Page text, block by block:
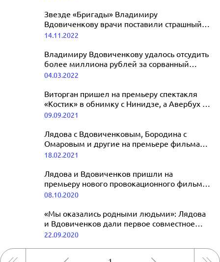
Звезде «Бригады» Владимиру
Вдовиченкову врачи поставили страшный
диагноз
14.11.2022
Владимиру Вдовиченкову удалось отсудить
более миллиона рублей за сорванный
отдых
04.03.2022
Виторган пришел на премьеру спектакля
«Костик» в обнимку с Нинидзе, а Авербух —
без Арзамасовой
09.09.2021
Лядова с Вдовиченковым, Бородина с
Омаровым и другие на премьере фильма
«Батя»
18.02.2021
Лядова и Вдовиченков пришли на
премьеру нового провокационного фильма
с Асмус
08.10.2020
«Мы оказались родными людьми»: Лядова
и Вдовиченков дали первое совместное
интервью
22.09.2020